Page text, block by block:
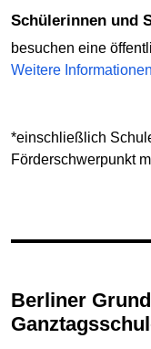
Schülerinnen und
besuchen eine
Weitere Informationen
*einschließlich
Förderschwerpunkt
Berliner Grundschulen sind